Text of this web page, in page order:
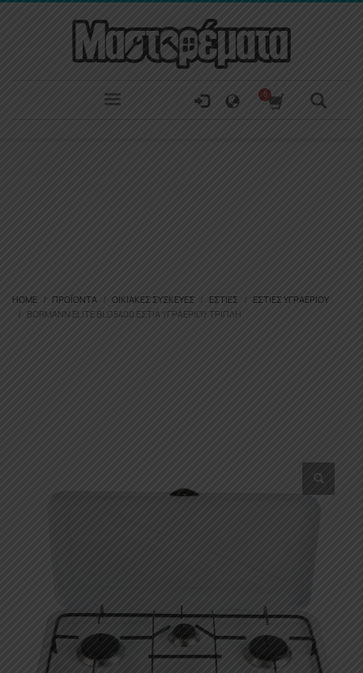
HOME ΠΡΟΪΌΝΤΑ ΟΙΚΙΑΚΈΣ ΣΥΣΚΕΥΈΣ ΕΣΤΊΕΣ
ΕΣΤΊΕΣ ΥΓΡΑΕΡΊΟΥ
BORMANN ELITE BLG5400 ΕΣΤΊΑ ΥΓΡΑΕΡΊΟΥ ΤΡΙΠΛΉ